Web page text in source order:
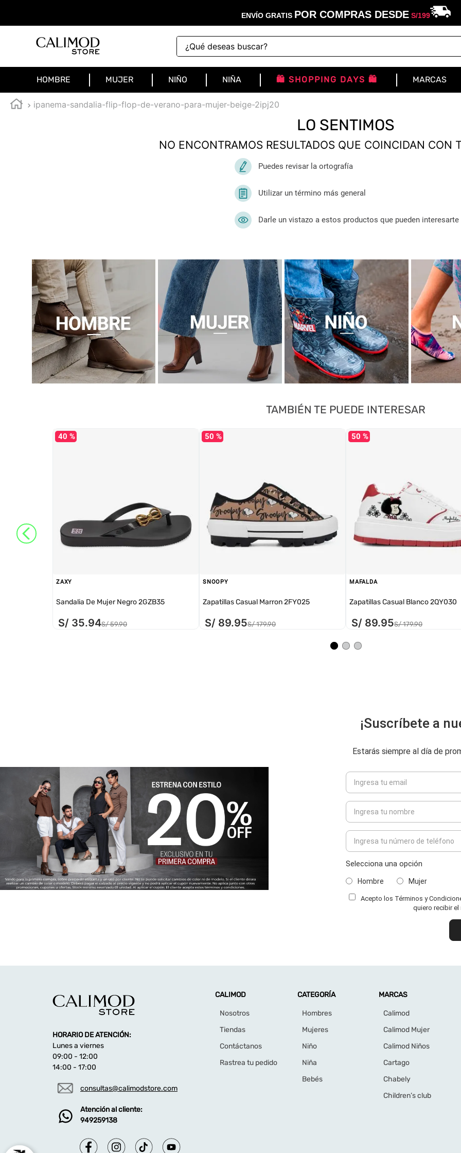
ENVÍO GRATIS POR COMPRAS DESDES/199
¿Qué deseas buscar?
HOMBRE MUJER NIÑO NIÑA 🛍️ SHOPPING DAYS 🛍️ MARCAS
ipanema-sandalia-flip-flop-de-verano-para-mujer-beige-2ipj20
LO SENTIMOS
NO ENCONTRAMOS RESULTADOS QUE COINCIDAN CON
Puedes revisar la ortografía
Utilizar un término más general
Darle un vistazo a estos productos que pueden interesarte
TAMBIÉN TE PUEDE INTERESAR
40 %
ZAXY
Sandalia De Mujer Negro 2GZB35
S/ 35.94S/ 59.90
50 %
SNOOPY
Zapatillas Casual Marron 2FY025
S/ 89.95S/ 179.90
50 %
MAFALDA
Zapatillas Casual Blanco 2QY030
S/ 89.95S/ 179.90
¡Suscríbete a
Estarás siempre al día de
Selecciona una opción
Hombre Mujer
Acepto los Términos y
quiero recibir
HORARIO DE ATENCIÓN:
Lunes a viernes
09:00 - 12:00
14:00 - 17:00
consultas@calimodstore.com
Atención al cliente:
949259138
CALIMOD
Nosotros
Tiendas
Contáctanos
Rastrea tu pedido
CATEGORÍA
Hombres
Mujeres
Niño
Niña
Bebés
MARCAS
Calimod
Calimod Mujer
Calimod Niños
Cartago
Chabely
Children’s club